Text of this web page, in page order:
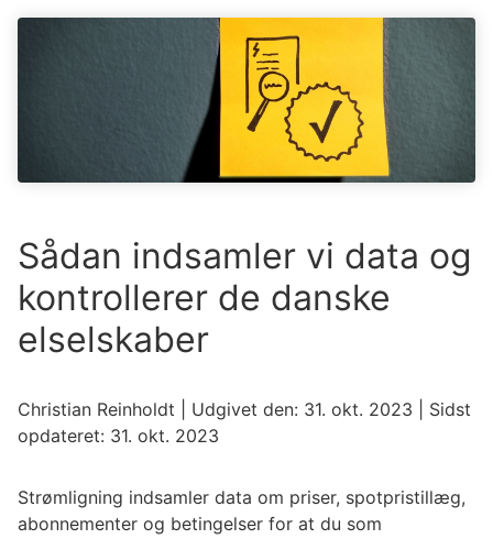
Sådan indsamler vi data og
kontrollerer de danske
elselskaber
Christian Reinholdt | Udgivet den: 31. okt. 2023
| Sidst
opdateret: 31. okt. 2023
Strømligning indsamler data om priser, spotpristillæg,
abonnementer og betingelser for at du som